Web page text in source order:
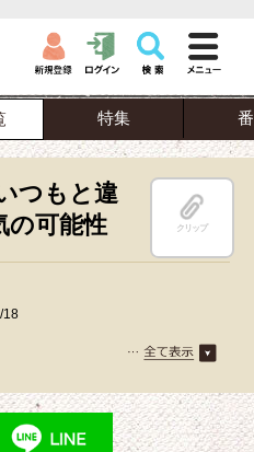
特集
つもと違
の可能性
クリップ
18